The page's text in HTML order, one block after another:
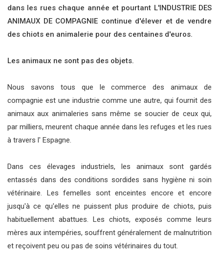
dans les rues chaque année et pourtant L'INDUSTRIE DES
ANIMAUX DE COMPAGNIE continue d'élever et de vendre
des chiots en animalerie pour des centaines d'euros.
Les animaux ne sont pas des objets.
Nous savons tous que le commerce des animaux de
compagnie est une industrie comme une autre, qui fournit des
animaux aux animaleries sans même se soucier de ceux qui,
par milliers, meurent chaque année dans les refuges et les rues
à travers l' Espagne.
Dans ces élevages industriels, les animaux sont gardés
entassés dans des conditions sordides sans hygiène ni soin
vétérinaire. Les femelles sont enceintes encore et encore
jusqu'à ce qu'elles ne puissent plus produire de chiots, puis
habituellement abattues. Les chiots, exposés comme leurs
mères aux intempéries, souffrent généralement de malnutrition
et reçoivent peu ou pas de soins vétérinaires du tout.